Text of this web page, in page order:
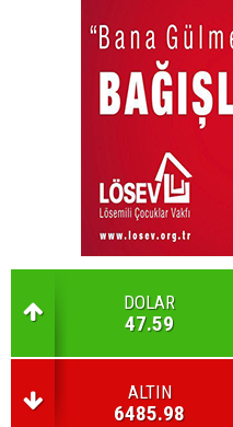
DOLAR
47.59
ALTIN
6485.98